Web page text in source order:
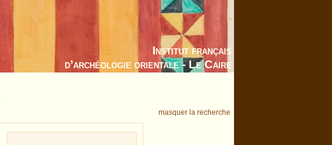
Institut français
d’archéologie orientale - Le Caire
masquer la recherche